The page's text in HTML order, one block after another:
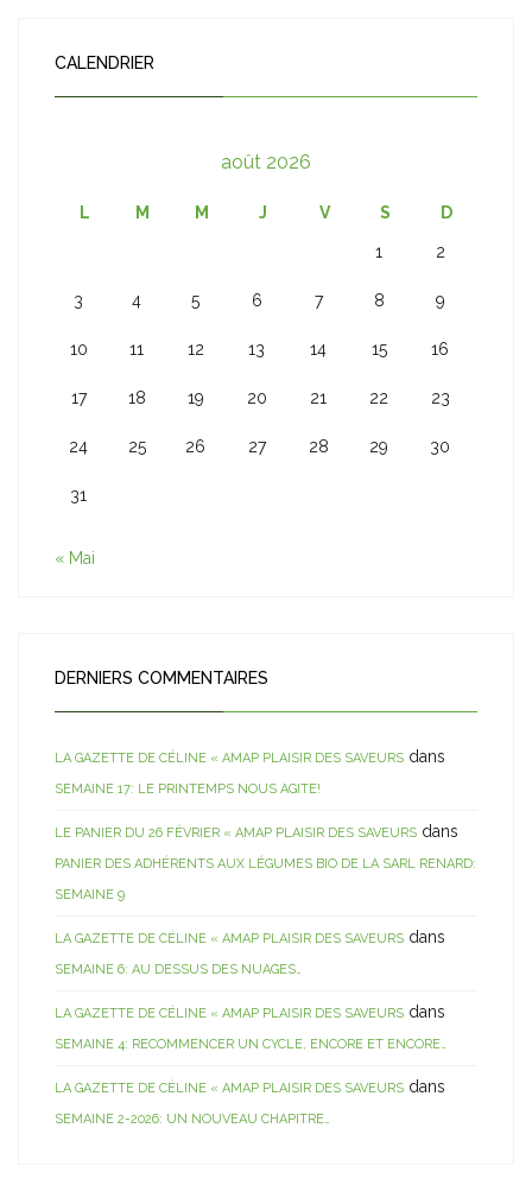
CALENDRIER
août 2026
L M M J V S D
1 2
3 4 5 6 7 8 9
10 11 12 13 14 15 16
17 18 19 20 21 22 23
24 25 26 27 28 29 30
31
« Mai
DERNIERS COMMENTAIRES
LA GAZETTE DE CÉLINE « AMAP PLAISIR DES SAVEURS dans
SEMAINE 17: LE PRINTEMPS NOUS AGITE!
LE PANIER DU 26 FÉVRIER « AMAP PLAISIR DES SAVEURS dans
PANIER DES ADHÉRENTS AUX LÉGUMES BIO DE LA SARL RENARD:
SEMAINE 9
LA GAZETTE DE CÉLINE « AMAP PLAISIR DES SAVEURS dans
SEMAINE 6: AU DESSUS DES NUAGES…
LA GAZETTE DE CÉLINE « AMAP PLAISIR DES SAVEURS dans
SEMAINE 4: RECOMMENCER UN CYCLE, ENCORE ET ENCORE…
LA GAZETTE DE CÉLINE « AMAP PLAISIR DES SAVEURS dans
SEMAINE 2-2026: UN NOUVEAU CHAPITRE…